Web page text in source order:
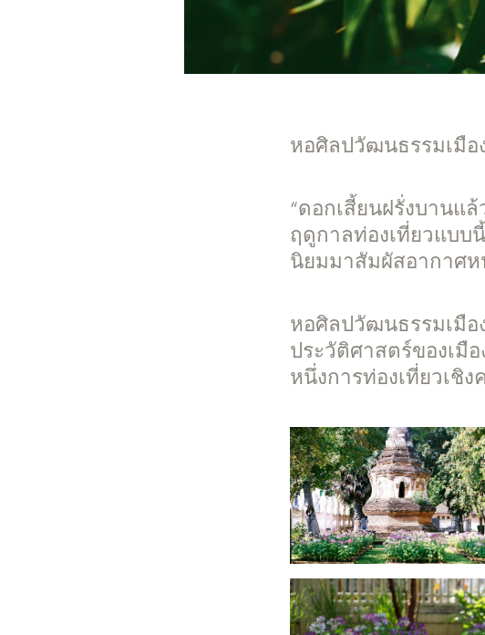
หอศิลปวัฒนธรรมเมือ
“ดอกเสี้ยนฝรั่งบานแล้
ฤดูกาลท่องเที่ยวแบบ
นิยมมาสัมผัสอากาศห
หอศิลปวัฒนธรรมเมือ
ประวัติศาสตร์ของเมื
หนึ่งการท่องเที่ยวเชิง